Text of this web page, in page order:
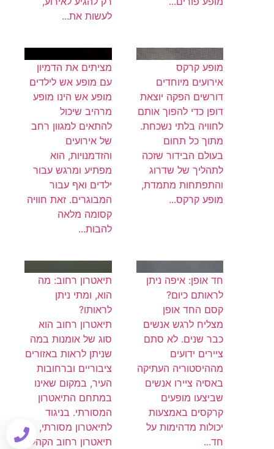
לעשות את...
מופע קרקס
אירועים מיוחדים
דורשים הפקה יוצאת
דופן כדי להפוך אותם
לחוויה בלתי נשכחת.
מתוך כל תחום
בעולם הבידור שזכה
לתהליך של שדרוג
והתפתחות מתמדת,
מופע קרקס...
מציתים את הדמיון
עם מופע אש לילדים
מופע אש הינו מופע
מרהיב שיכול
להתאים למגוון רחב
של אירועים
והזדמנויות, הוא
מפתיע ומרגש עבור
ילדים ואף עבור
המבוגרים. זאת חוויה
קסומה מלאה
להבות...
חד אופן: איפה ניתן
לראותם כיום?
קסם החד אופן
מצליח לרגש אנשים
כבר שנים. לא סתם
ציירים ידועים
מההיסטוריה העתיקה
באסיה ציירו אנשים
שביצעו מופעים
קרקסים באמצעות
יכולות מדהימות על
חד...
תיאטרון רחוב: מה
הוא, ומתי ניתן
לראותו?
תיאטרון רחוב הוא
סוג של אומנות במה
שניתן לראות באזורים
ציבוריים וברחובות
העיר, במקום שאינו
במתחם התיאטרון
המסורתי. בניגוד
לתיאטרון מסורתי,
תיאטרון רחוב הקהל